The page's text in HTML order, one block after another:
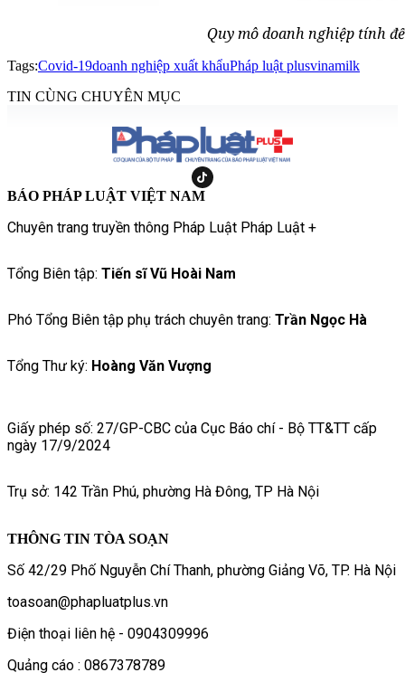
Quy mô doanh nghiệp tính
Tags:Covid-19doanh nghiệp xuất khẩuPháp luật plusvinamilk
TIN CÙNG CHUYÊN MỤC
BÁO PHÁP LUẬT VIỆT NAM
Chuyên trang truyền thông Pháp Luật Pháp Luật +
Tổng Biên tập: Tiến sĩ Vũ Hoài Nam
Phó Tổng Biên tập phụ trách chuyên trang: Trần Ngọc Hà
Tổng Thư ký: Hoàng Văn Vượng
Giấy phép số: 27/GP-CBC của Cục Báo chí - Bộ TT&TT cấp
ngày 17/9/2024
Trụ sở: 142 Trần Phú, phường Hà Đông, TP Hà Nội
THÔNG TIN TÒA SOẠN
Số 42/29 Phố Nguyễn Chí Thanh, phường Giảng Võ, TP. Hà Nội
toasoan@phapluatplus.vn
Điện thoại liên hệ - 0904309996
Quảng cáo : 0867378789